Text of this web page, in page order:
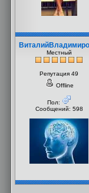
Местный
Репутация 49
Offline
Пол:
Сообщений: 598